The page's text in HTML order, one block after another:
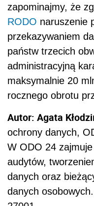
zapominajmy, że
RODO naruszenie
przekazywaniem
państw trzecich
administracyjną
maksymalnie 20
rocznego obrotu
Autor: Agata
ochrony danych,
W ODO 24
audytów,
danych oraz
danych